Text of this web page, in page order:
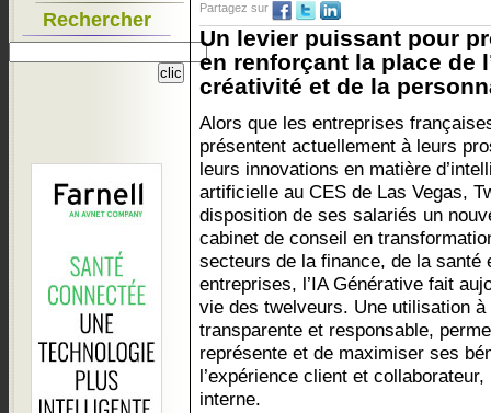
Rechercher
Partagez sur
Un levier puissant pour
en renforçant la place de
créativité et de la
Alors que les entreprises
présentent actuellement à leurs
leurs innovations en matière
artificielle au CES de Las Vegas,
disposition de ses salariés un
cabinet de conseil en
secteurs de la finance, de la
entreprises, l’IA Générative fait
vie des twelveurs. Une utilisation
transparente et responsable,
représente et de maximiser ses
l’expérience client et
interne.